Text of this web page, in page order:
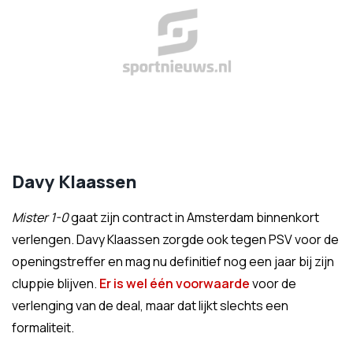
Davy Klaassen
Mister 1-0gaat zijn contract in Amsterdam binnenkort
verlengen. Davy Klaassen zorgde ook tegen PSV voor de
openingstreffer en mag nu definitief nog een jaar bij zijn
cluppie blijven. Er is wel één voorwaardevoor de
verlenging van de deal, maar dat lijkt slechts een
formaliteit.